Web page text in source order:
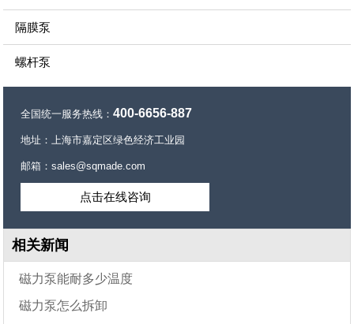
隔膜泵
螺杆泵
全国统一服务热线：400-6656-887
地址：上海市嘉定区绿色经济工业园
邮箱：sales@sqmade.com
点击在线咨询
相关新闻
磁力泵能耐多少温度
磁力泵怎么拆卸